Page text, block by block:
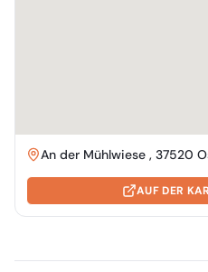
An der Mühlwiese , 37520
AUF DER